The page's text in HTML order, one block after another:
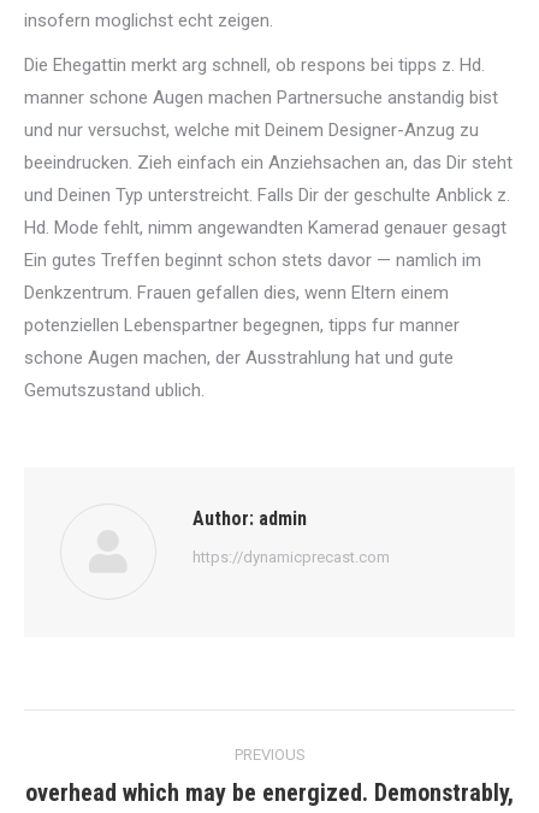
insofern moglichst echt zeigen.
Die Ehegattin merkt arg schnell, ob respons bei tipps z. Hd.
manner schone Augen machen Partnersuche anstandig bist
und nur versuchst, welche mit Deinem Designer-Anzug zu
beeindrucken. Zieh einfach ein Anziehsachen an, das Dir steht
und Deinen Typ unterstreicht. Falls Dir der geschulte Anblick z.
Hd. Mode fehlt, nimm angewandten Kamerad genauer gesagt
Ein gutes Treffen beginnt schon stets davor — namlich im
Denkzentrum. Frauen gefallen dies, wenn Eltern einem
potenziellen Lebenspartner begegnen, tipps fur manner
schone Augen machen, der Ausstrahlung hat und gute
Gemutszustand ublich.
Author: admin
https://dynamicprecast.com
navigation
PREVIOUS
overhead which may be energized. Demonstrably,